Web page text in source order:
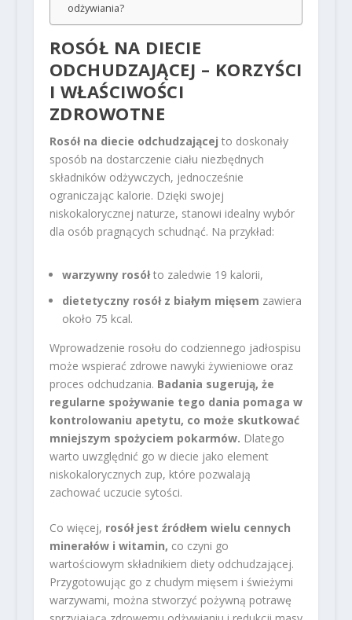
odżywiania?
ROSÓŁ NA DIECIE
ODCHUDZAJĄCEJ – KORZYŚCI
I WŁAŚCIWOŚCI
ZDROWOTNE
Rosół na diecie odchudzającej to doskonały
sposób na dostarczenie ciału niezbędnych
składników odżywczych, jednocześnie
ograniczając kalorie. Dzięki swojej
niskokalorycznej naturze, stanowi idealny wybór
dla osób pragnących schudnąć. Na przykład:
warzywny rosółto zaledwie 19 kalorii,
dietetyczny rosół z białym mięsem zawiera
około 75 kcal.
Wprowadzenie rosołu do codziennego jadłospisu
może wspierać zdrowe nawyki żywieniowe oraz
proces odchudzania. Badania sugerują, że
regularne spożywanie tego dania pomaga w
kontrolowaniu apetytu, co może skutkować
mniejszym spożyciem pokarmów. Dlatego
warto uwzględnić go w diecie jako element
niskokalorycznych zup, które pozwalają
zachować uczucie sytości.
Co więcej, rosół jest źródłem wielu cennych
minerałów i witamin, co czyni go
wartościowym składnikiem diety odchudzającej.
Przygotowując go z chudym mięsem i świeżymi
warzywami, można stworzyć pożywną potrawę